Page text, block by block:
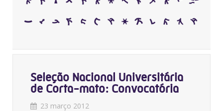
Seleção Nacional Universitária
de Corta-mato: Convocatória
23 março 2012